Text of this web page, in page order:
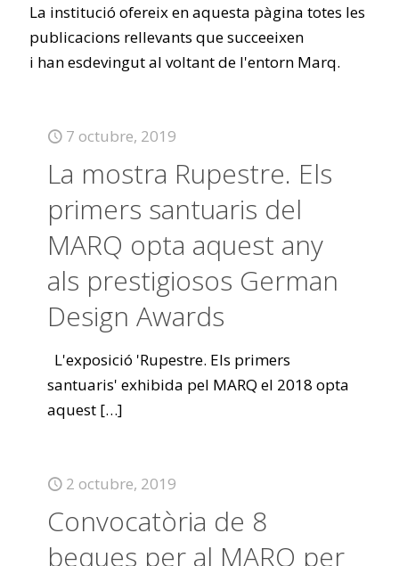
La institució ofereix en aquesta pàgina totes les
publicacions rellevants que succeeixen
i han esdevingut al voltant de l'entorn Marq.
7 octubre, 2019
La mostra Rupestre. Els
primers santuaris del
MARQ opta aquest any
als prestigiosos German
Design Awards
L'exposició 'Rupestre. Els primers
santuaris' exhibida pel MARQ el 2018 opta
aquest […]
2 octubre, 2019
Convocatòria de 8
beques per al MARQ per